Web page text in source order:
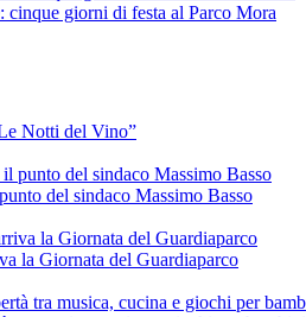
cinque giorni di festa al Parco Mora
Notti del Vino”
del sindaco Massimo Basso
la Giornata del Guardiaparco